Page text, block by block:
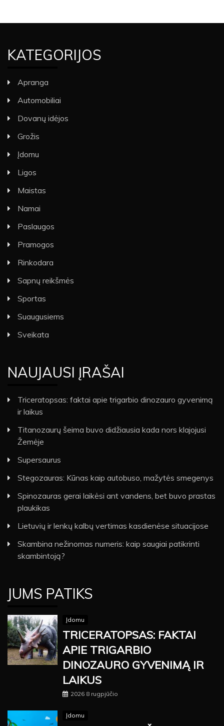
KATEGORIJOS
Apranga
Automobiliai
Dovanų idėjos
Grožis
Įdomu
Ligos
Maistas
Namai
Paslaugos
Pramogos
Rinkodara
Sapnų reikšmės
Sportas
Suaugusiems
Sveikata
NAUJAUSI ĮRAŠAI
Triceratopsas: faktai apie trigarbio dinozauro gyvenimą
ir laikus
Titanozaurų šeima buvo didžiausia kada nors klajojusi
Žemėje
Supersaurus
Stegozauras: Kūnas kaip autobuso, mažytės smegenys
Spinozauras gerai laikėsi ant vandens, bet buvo prastas
plaukikas
Lietuvių ir lenkų kalbų vertimas kasdienėse situacijose
Skambina nežinomas numeris: kaip saugiai patikrinti
skambintoją?
JUMS PATIKS
Įdomu
TRICERATOPSAS: FAKTAI
APIE TRIGARBIO
DINOZAURO GYVENIMĄ IR
LAIKUS
2026 8 rugpjūčio
Įdomu